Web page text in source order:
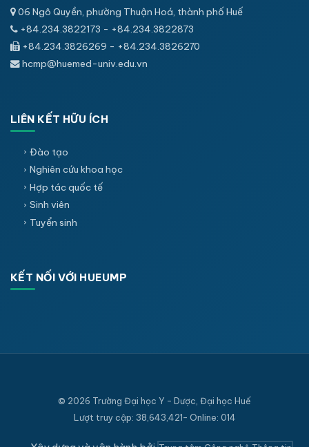
06 Ngô Quyền, phường Thuận Hoá, thành phố Huế
+84.234.3822173 - +84.234.3822873
+84.234.3826269 - +84.234.3826270
hcmp@huemed-univ.edu.vn
LIÊN KẾT HỮU ÍCH
Đào tạo
Nghiên cứu khoa học
Hợp tác quốc tế
Sinh viên
Tuyển sinh
KẾT NỐI VỚI HUEUMP
© 2026 Trường Đại học Y - Dược, Đại học Huế
Lượt truy cập: 38,643,421- Online: 014